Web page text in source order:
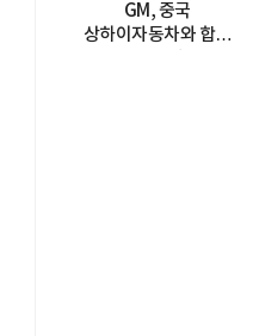
GM, 중국
상하이자동차와 합작